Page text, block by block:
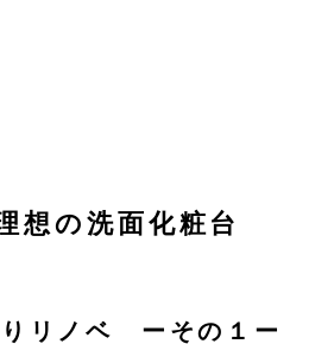
リノベ ーその１ー
想の洗面化粧台